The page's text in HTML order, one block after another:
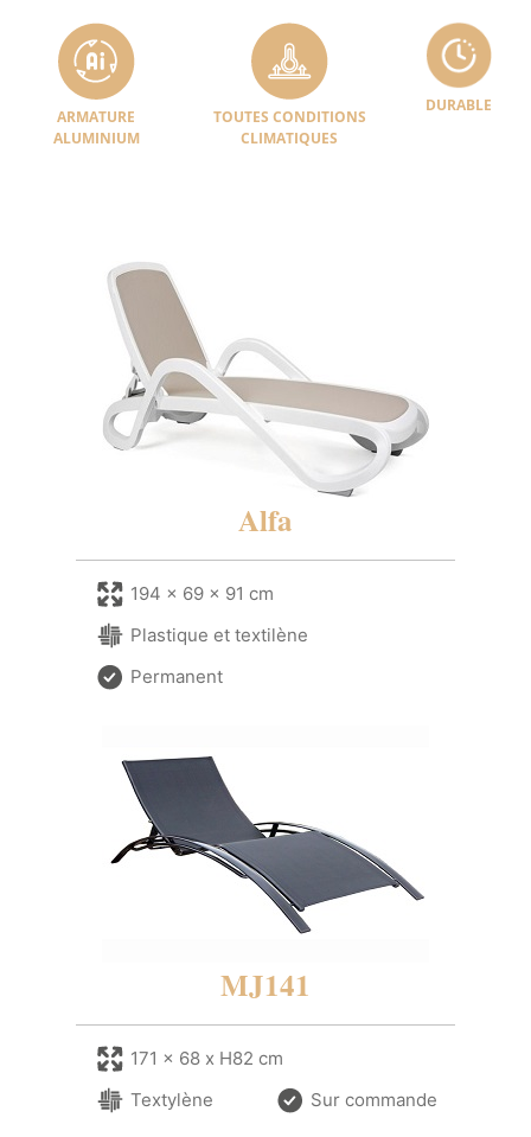
ARMATURE
ALUMINIUM
TOUTES CONDITIONS
CLIMATIQUES
DURABLE
Alfa
194 x 69 x 91 cm
Plastique et textilène
Permanent
MJ141
171 x 68 x H82 cm
Textylène
Sur commande